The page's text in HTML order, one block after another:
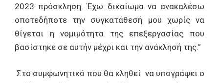
2023 πρόσκληση. Έχω δικαίωμα να ανακαλέσω
οποτεδήποτε την συγκατάθεσή μου χωρίς να
θίγεται η νομιμότητα της επεξεργασίας που
βασίστηκε σε αυτήν μέχρι και την ανάκλησή της.”
Στο συμφωνητικό που θα κληθεί να υπογράψει ο